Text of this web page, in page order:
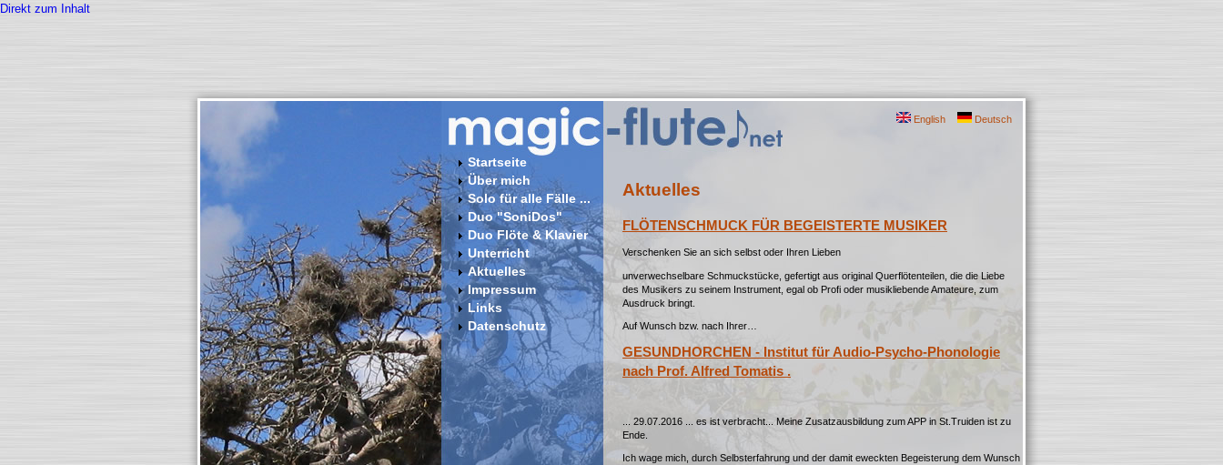
Direkt zum Inhalt
English Deutsch
Startseite
Über mich
Solo für alle Fälle ...
Duo "SoniDos"
Duo Flöte & Klavier
Unterricht
Aktuelles
Impressum
Links
Datenschutz
Aktuelles
FLÖTENSCHMUCK FÜR BEGEISTERTE MUSIKER
Verschenken Sie an sich selbst oder Ihren Lieben
unverwechselbare Schmuckstücke, gefertigt aus original Querflötenteilen, die die Liebe
des Musikers zu seinem Instrument, egal ob Profi oder musikliebende Amateure, zum
Ausdruck bringt.
Auf Wunsch bzw. nach Ihrer…
GESUNDHORCHEN - Institut für Audio-Psycho-Phonologie
nach Prof. Alfred Tomatis .
... 29.07.2016 ... es ist verbracht... Meine Zusatzausbildung zum APP in St.Truiden ist zu
Ende.
Ich wage mich, durch Selbsterfahrung und der damit eweckten Begeisterung dem Wunsch